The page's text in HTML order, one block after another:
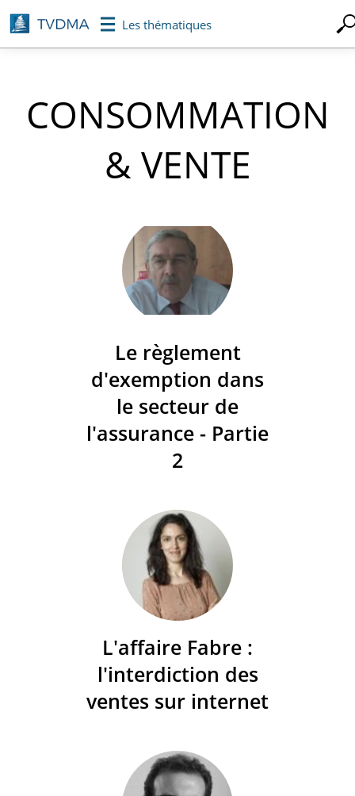
Aller
au
contenu
Les thématiques
CONSOMMATION
& VENTE
Le règlement
d'exemption dans
le secteur de
l'assurance - Partie
2
L'affaire Fabre :
l'interdiction des
ventes sur internet